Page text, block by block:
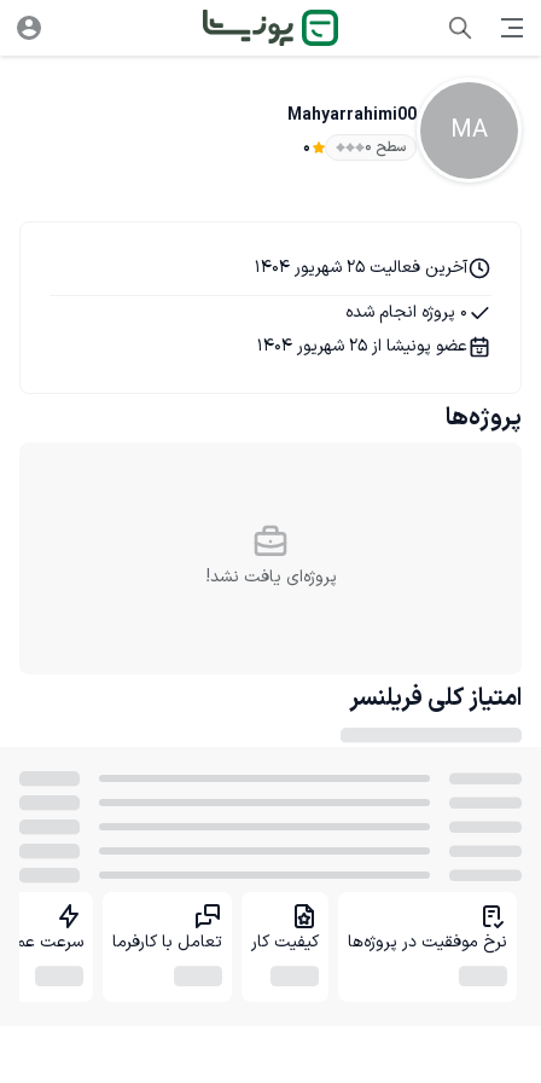
MA
Mahyarrahimi00
سطح ۰ 0
آخرین فعالیت 25 شهریور 1404
0 پروژه انجام شده
عضو پونیشا از 25 شهریور 1404
پروژه‌ها
پروژه‌ای یافت نشد!
امتیاز کلی فریلنسر
نرخ موفقیت در پروژه‌ها کیفیت کار تعامل با کارفرما سرعت عمل